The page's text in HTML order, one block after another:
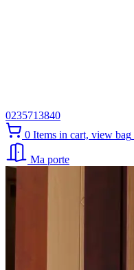
0235713840
0 Items in cart, view bag
Ma porte